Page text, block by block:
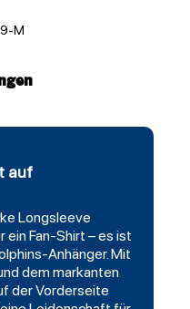
M
auf
Longsleeve
ein Fan-Shirt – es ist
Anhänger. Mit
dem markanten
der Vorderseite